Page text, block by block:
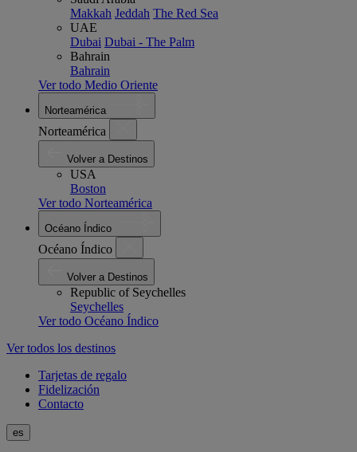
Makkah Jeddah The Red Sea
UAE
Dubai Dubai - The Palm
Bahrain
Bahrain
Ver todo Medio Oriente
Norteamérica
Norteamérica
Volver a Destinos
USA
Boston
Ver todo Norteamérica
Océano Índico
Océano Índico
Volver a Destinos
Republic of Seychelles
Seychelles
Ver todo Océano Índico
Ver todos los destinos
Tarjetas de regalo
Fidelización
Contacto
es